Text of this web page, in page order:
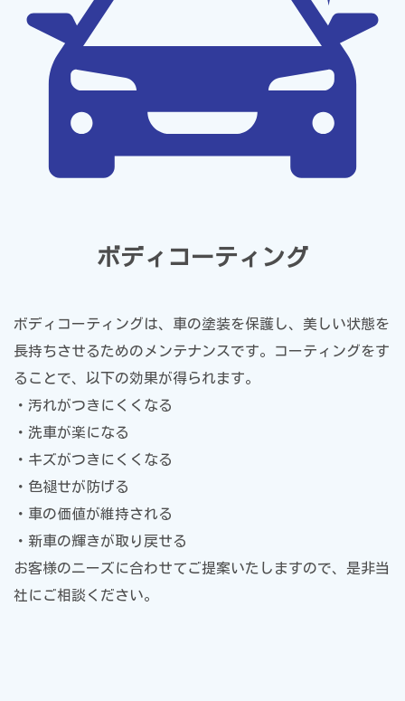
ボディコーティング
ボディコーティングは、車の塗装を保護し、美しい状態を
長持ちさせるためのメンテナンスです。コーティングをす
ることで、以下の効果が得られます。
・汚れがつきにくくなる
・洗車が楽になる
・キズがつきにくくなる
・色褪せが防げる
・車の価値が維持される
・新車の輝きが取り戻せる
お客様のニーズに合わせてご提案いたしますので、是非当
社にご相談ください。